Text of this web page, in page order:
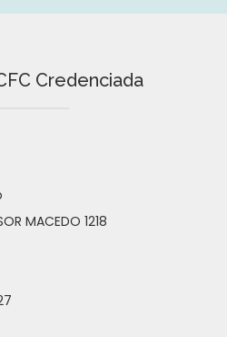
Credenciada
MACEDO 1218